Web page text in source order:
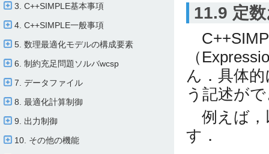
3. C++SIMPLE基本事項
4. C++SIMPLE一般事項
5. 数理最適化モデルの構成要素
6. 制約充足問題ソルバwcsp
7. データファイル
8. 最適化計算制御
9. 出力制御
10. その他の機能
11.9 定
（
ん．具体
う記述が
例えば，
す．